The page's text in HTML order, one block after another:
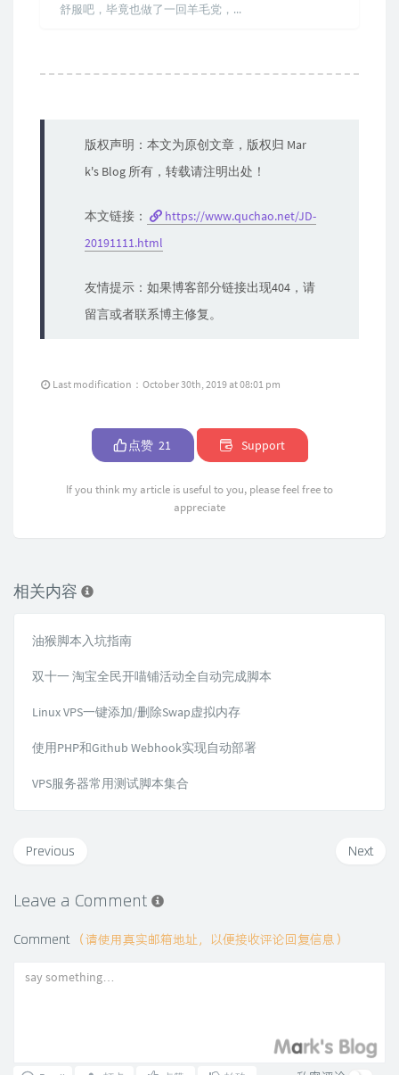
舒服吧，毕竟也做了一回羊毛党，...
版权声明：本文为原创文章，版权归 Mar
k's Blog 所有，转载请注明出处！
本文链接：
https://www.quchao.net/JD-
20191111.html
友情提示：如果博客部分链接出现404，请
留言或者联系博主修复。
Last modification：October 30th, 2019 at 08:01 pm
点赞 21 Support
If you think my article is useful to you, please feel free to
appreciate
相关内容
油猴脚本入坑指南
双十一 淘宝全民开喵铺活动全自动完成脚本
Linux VPS一键添加/删除Swap虚拟内存
使用PHP和Github Webhook实现自动部署
VPS服务器常用测试脚本集合
Next
Previous
Leave a Comment
Comment （请使用真实邮箱地址，以便接收评论回复信息）